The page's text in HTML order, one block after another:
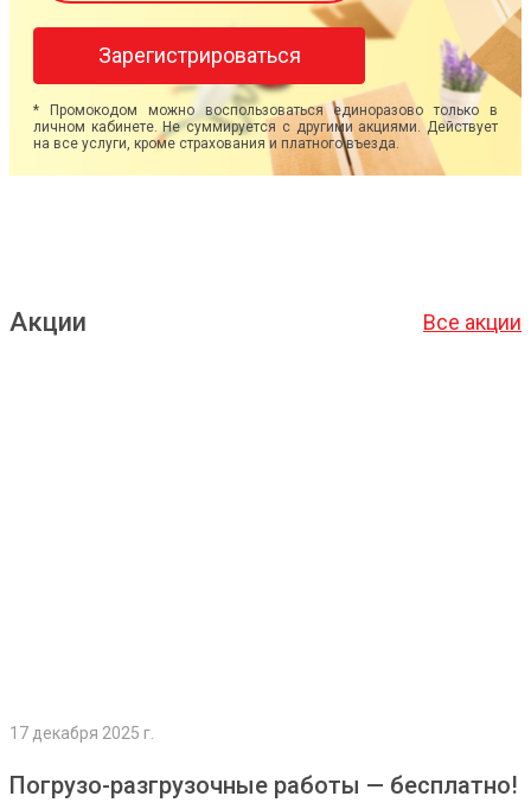
Зарегистрироваться
* Промокодом можно воспользоваться единоразово только в
личном кабинете. Не суммируется с другими акциями. Действует
на все услуги, кроме страхования и платного въезда.
Акции Все акции
17 декабря 2025 г.
Погрузо-разгрузочные работы — бесплатно!